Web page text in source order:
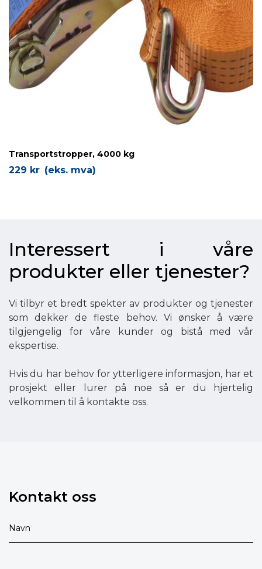
Transportstropper, 4000 kg
229 kr (eks. mva)
Interessert i våre
produkter eller tjenester?
Vi tilbyr et bredt spekter av produkter og tjenester
som dekker de fleste behov. Vi ønsker å være
tilgjengelig for våre kunder og bistå med vår
ekspertise.
Hvis du har behov for ytterligere informasjon, har et
prosjekt eller lurer på noe så er du hjertelig
velkommen til å kontakte oss.
Kontakt oss